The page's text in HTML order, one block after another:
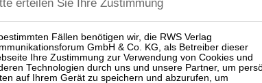
Entgegen der Auffassung des Beschwerdeführers
§ 11 Abs. 2 InsVV auch nicht ein
Willen des Gesetzgebers, der im Wege der
Anhaltspunkte. Ob für einen möglichen
Insolvenzverwalters, der sich unter Umständen
ein anderer Beginn der Verjährungsfrist zu
auch, dass es in der Praxis zumindest nicht